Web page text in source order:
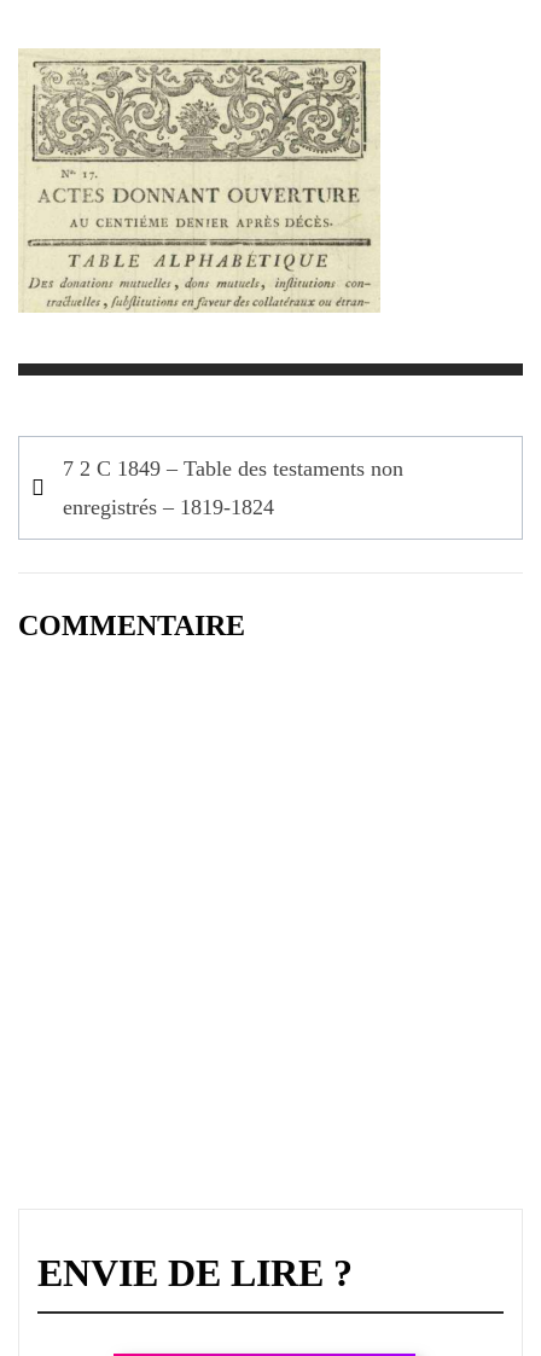
Navigation
de
l’article
7 2 C 1849 – Table des testaments non
enregistrés – 1819-1824
COMMENTAIRE
ENVIE DE LIRE ?